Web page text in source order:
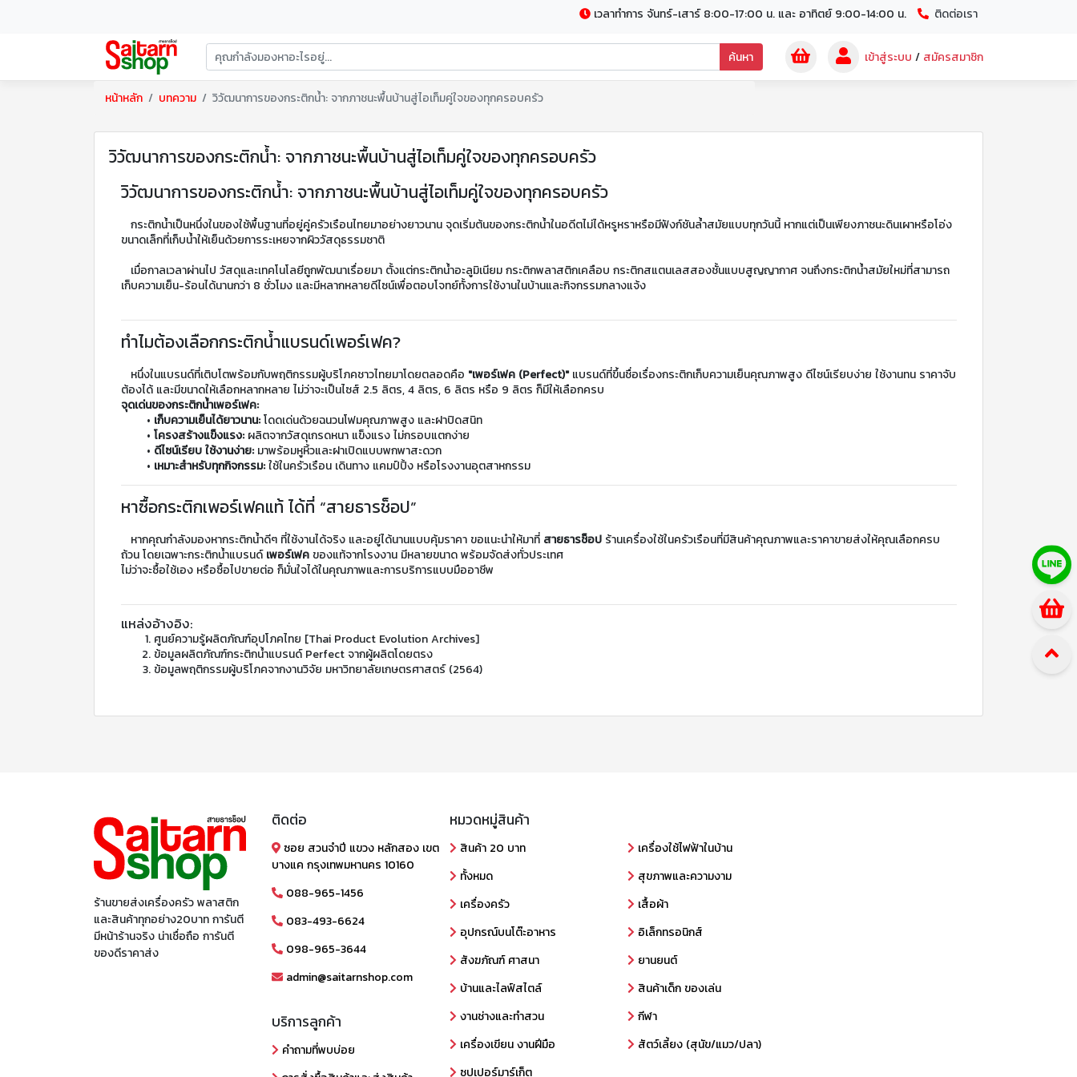
เวลาทำการ จันทร์-เสาร์ 8:00-17:00 น. และ อาทิตย์ 9:00-14:00 น. ติดต่อเรา
ค้นหา เข้าสู่ระบบ / สมัครสมาชิก
หน้าหลัก บทความ วิวัฒนาการของกระติกน้ำ: จากภาชนะพื้นบ้านสู่ไอเท็มคู่ใจของทุกครอบครัว
วิวัฒนาการของกระติกน้ำ: จากภาชนะพื้นบ้านสู่ไอเท็มคู่ใจของทุกครอบครัว
วิวัฒนาการของกระติกน้ำ: จากภาชนะพื้นบ้านสู่ไอเท็มคู่ใจของทุกครอบครัว
ขนาดเล็กที่เก็บน้ำให้เย็นด้วยการระเหยจากผิววัสดุธรรมชาติ
เก็บความเย็น-ร้อนได้นานกว่า 8 ชั่วโมง และมีหลากหลายดีไซน์เพื่อตอบโจทย์ทั้งการใช้งานในบ้านและกิจกรรมกลางแจ้ง
ทำไมต้องเลือกกระติกน้ำแบรนด์เพอร์เฟค?
	หนึ่งในแบรนด์ที่เติบโตพร้อมกับพฤติกรรมผู้บริโภคชาวไทยมาโดยตลอดคือ
"เพอร์เฟค (Perfect)" แบรนด์ที่ขึ้นชื่อเรื่องกระติกเก็บความเย็นคุณภาพสูง ดีไซน์เรียบง่าย ใช้งานทน ราคาจับ
ต้องได้ และมีขนาดให้เลือกหลากหลาย ไม่ว่าจะเป็นไซส์ 2.5 ลิตร, 4 ลิตร, 6 ลิตร หรือ 9 ลิตร ก็มีให้เลือกครบ
จุดเด่นของกระติกน้ำเพอร์เฟค:
เก็บความเย็นได้ยาวนาน: โดดเด่นด้วยฉนวนโฟมคุณภาพสูง และฝาปิดสนิท
โครงสร้างแข็งแรง: ผลิตจากวัสดุเกรดหนา แข็งแรง ไม่กรอบแตกง่าย
ดีไซน์เรียบ ใช้งานง่าย: มาพร้อมหูหิ้วและฝาเปิดแบบพกพาสะดวก
เหมาะสำหรับทุกกิจกรรม: ใช้ในครัวเรือน เดินทาง แคมป์ปิ้ง หรือโรงงานอุตสาหกรรม
หาซื้อกระติกเพอร์เฟคแท้ ได้ที่ “สายธารช็อป”
	หากคุณกำลังมองหากระติกน้ำดีๆ ที่ใช้งานได้จริง และอยู่ได้นานแบบคุ้มราคา ขอแนะนำให้มาที่
สายธารช็อป ร้านเครื่องใช้ในครัวเรือนที่มีสินค้าคุณภาพและราคาขายส่งให้คุณเลือกครบ
ถ้วน โดยเฉพาะกระติกน้ำแบรนด์ เพอร์เฟค ของแท้จากโรงงาน มีหลายขนาด พร้อมจัดส่งทั่วประเทศ
ไม่ว่าจะซื้อใช้เอง หรือซื้อไปขายต่อ ก็มั่นใจได้ในคุณภาพและการบริการแบบมืออาชีพ
แหล่งอ้างอิง:
ศูนย์ความรู้ผลิตภัณฑ์อุปโภคไทย [Thai Product Evolution Archives]
ข้อมูลผลิตภัณฑ์กระติกน้ำแบรนด์ Perfect จากผู้ผลิตโดยตรง
ข้อมูลพฤติกรรมผู้บริโภคจากงานวิจัย มหาวิทยาลัยเกษตรศาสตร์ (2564)
ร้านขายส่งเครื่องครัว พลาสติก
และสินค้าทุกอย่าง20บาท การันตี
มีหน้าร้านจริง น่าเชื่อถือ การันตี
ของดีราคาส่ง
ติดต่อ
ซอย สวนจำปี แขวง หลักสอง เขต
บางแค กรุงเทพมหานคร 10160
088-965-1456
083-493-6624
098-965-3644
admin@saitarnshop.com
บริการลูกค้า
คำถามที่พบบ่อย
หมวดหมู่สินค้า
สินค้า 20 บาท
ทั้งหมด
เครื่องครัว
อุปกรณ์บนโต๊ะอาหาร
สังฆภัณฑ์ ศาสนา
บ้านและไลฟ์สไตล์
งานช่างและทำสวน
เครื่องเขียน งานฝีมือ
ซุปเปอร์มาร์เก็ต
เครื่องใช้ไฟฟ้าในบ้าน
สุขภาพและความงาม
เสื้อผ้า
อิเล็กทรอนิกส์
ยานยนต์
สินค้าเด็ก ของเล่น
กีฬา
สัตว์เลี้ยง (สุนัข/แมว/ปลา)